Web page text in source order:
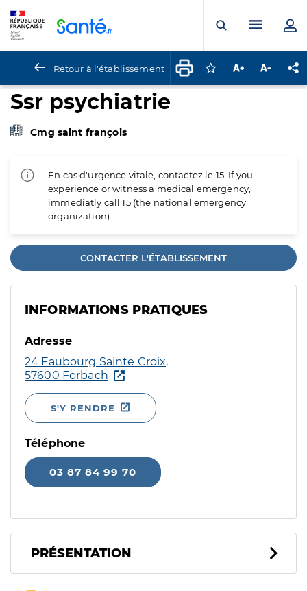
Ouvrir laMenu
Retour à l'établissement Connectez-vous
Augmenter la
Ssr psychiatrie
Cmg saint françois
En cas d'urgence vitale, contactez le 15. If you
experience or witness a medical emergency,
immediatly call 15 (the national emergency
organization).
CONTACTER L'ÉTABLISSEMENT
INFORMATIONS PRATIQUES
Adresse
24 Faubourg Sainte Croix,
57600 Forbach
S'Y RENDRE
Téléphone
03 87 84 99 70
PRÉSENTATION